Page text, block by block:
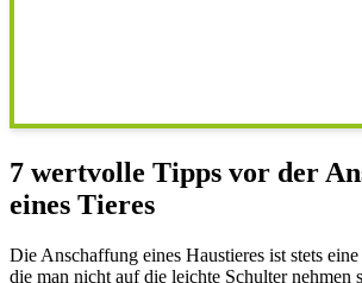
7 wertvolle Tipps vor der
eines Tieres
Die Anschaffung eines Haustieres ist stets
die man nicht auf die leichte Schulter nehmen